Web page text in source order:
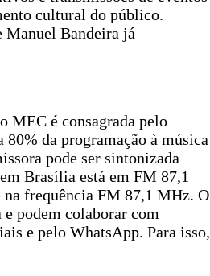
cultural do público.
Manuel Bandeira já
MEC é consagrada pelo
da programação à música
pode ser sintonizada
Brasília está em FM 87,1
frequência FM 87,1 MHz. O
podem colaborar com
e pelo WhatsApp. Para isso,